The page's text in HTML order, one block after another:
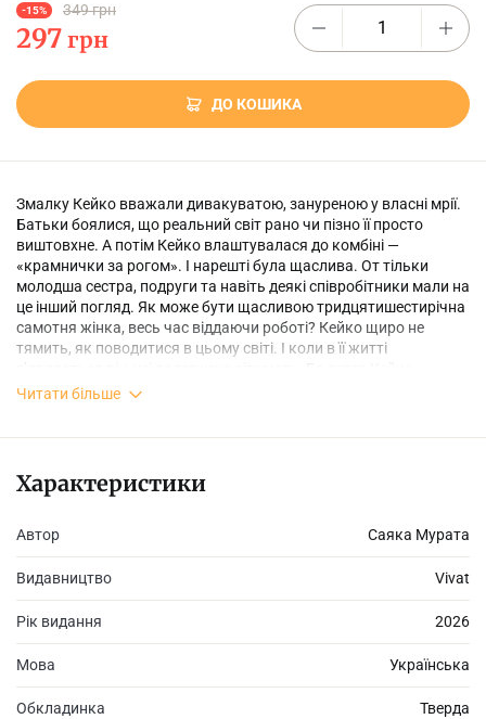
-15% 349 грн
297 грн
ДО КОШИКА
Змалку Кейко вважали дивакуватою, зануреною у власні мрії.
Батьки боялися, що реальний світ рано чи пізно її просто
виштовхне. А потім Кейко влаштувалася до комбіні —
«крамнички за рогом». І нарешті була щаслива. От тільки
молодша сестра, подруги та навіть деякі співробітники мали на
це інший погляд. Як може бути щасливою тридцятишестирічна
самотня жінка, весь час віддаючи роботі? Кейко щиро не
тямить, як поводитися в цьому світі. І коли в її житті
нарешті стане «нормальною». Її вибір простий: жити для інших
Читати більше
Характеристики
Автор Саяка Мурата
Видавництво Vivat
Рік видання 2026
Мова Українська
Обкладинка Тверда